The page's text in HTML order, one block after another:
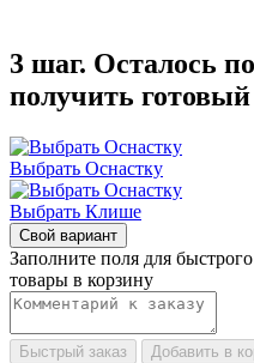
3 шаг. Осталось
получить готовый
Выбрать Оснастку
Выбрать Клише
Свой вариант
Заполните поля для
товары в корзину
Быстрый заказ Добавить в